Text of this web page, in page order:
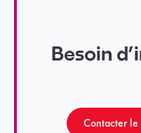
Besoin
Contacter